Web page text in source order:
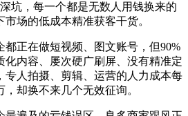
坑，每一个都是无数人用钱换来的
场的低成本精准获客干货。
正在做短视频、图文账号，但90%
化内容、屡次硬广刷屏、没有精准定
专人拍摄、剪辑、运营的人力成本每
却换不来几个无效征询。